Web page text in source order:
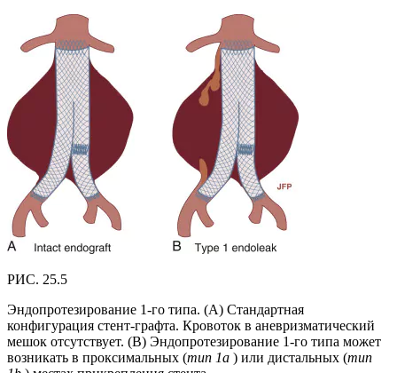
РИС. 25.5
Эндопротезирование 1-го типа. (А) Стандартная
конфигурация стент-графта. Кровоток в аневризматический
мешок отсутствует. (B) Эндопротезирование 1-го типа может
возникать в проксимальных (тип 1a ) или дистальных (тип